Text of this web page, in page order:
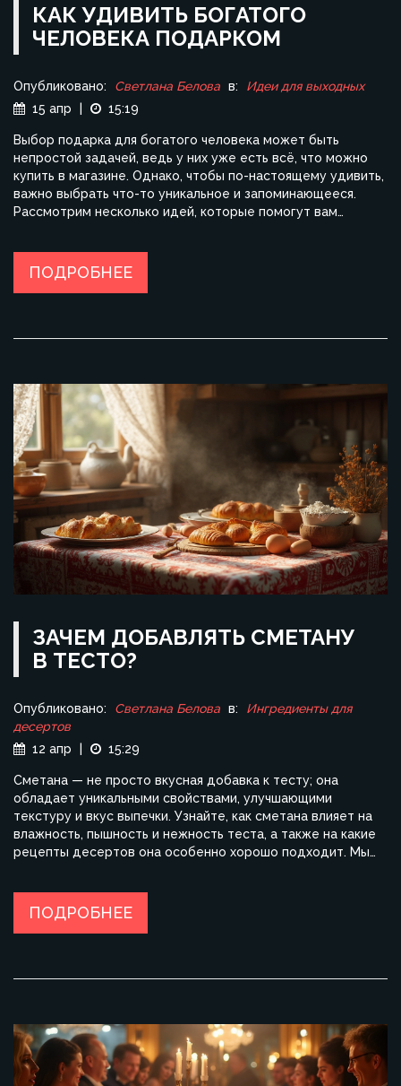
КАК УДИВИТЬ БОГАТОГО
ЧЕЛОВЕКА ПОДАРКОМ
Опубликовано: Светлана Белова в:
Идеи для выходных
15 апр
15:19
Выбор подарка для богатого человека может быть
непростой задачей, ведь у них уже есть всё, что можно
купить в магазине. Однако, чтобы по-настоящему удивить,
важно выбрать что-то уникальное и запоминающееся.
Рассмотрим несколько идей, которые помогут вам
необычные мастер-классы — только часть из возможных
вариантов. Исследуем, как сделать подарок не только
ПОДРОБНЕЕ
ЗАЧЕМ ДОБАВЛЯТЬ СМЕТАНУ
В ТЕСТО?
Опубликовано: Светлана Белова в:
Ингредиенты для
десертов
12 апр
15:29
Сметана — не просто вкусная добавка к тесту; она
обладает уникальными свойствами, улучшающими
текстуру и вкус выпечки. Узнайте, как сметана влияет на
влажность, пышность и нежность теста, а также на какие
рецепты десертов она особенно хорошо подходит. Мы
ваш следующий десерт стал настоящим шедевром.
ПОДРОБНЕЕ